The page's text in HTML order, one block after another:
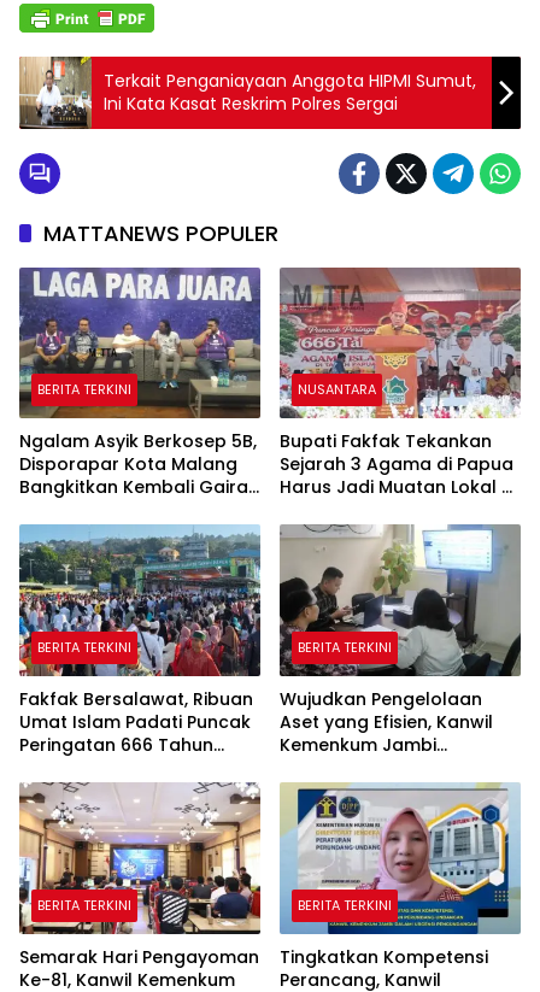
Terkait Penganiayaan Anggota HIPMI Sumut,
Ini Kata Kasat Reskrim Polres Sergai
MATTANEWS POPULER
BERITA TERKINI
Ngalam Asyik Berkosep 5B,
Disporapar Kota Malang
Bangkitkan Kembali Gairah
NUSANTARA
Bupati Fakfak Tekankan
Sejarah 3 Agama di Papua
Harus Jadi Muatan Lokal di
BERITA TERKINI
Fakfak Bersalawat, Ribuan
Umat Islam Padati Puncak
Peringatan 666 Tahun
BERITA TERKINI
Wujudkan Pengelolaan
Aset yang Efisien, Kanwil
Kemenkum Jambi
Secara Transparan
BERITA TERKINI
Semarak Hari Pengayoman
Ke-81, Kanwil Kemenkum
BERITA TERKINI
Tingkatkan Kompetensi
Perancang, Kanwil